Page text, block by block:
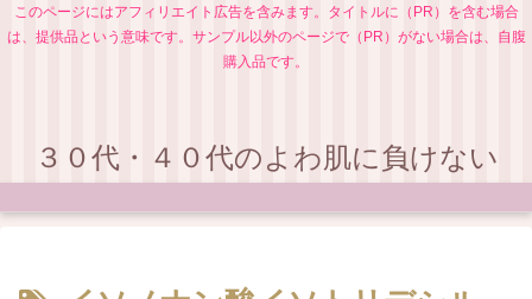
このページにはアフィリエイト広告を含みます。タイトルに（PR）を含む場合
は、提供品という意味です。サンプル以外のページで（PR）がない場合は、自腹
購入品です。
３０代・４０代のよわ肌に負けない